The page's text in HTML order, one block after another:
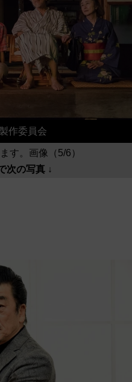
作委員会
す。画像（5/6）
次の写真 ↓